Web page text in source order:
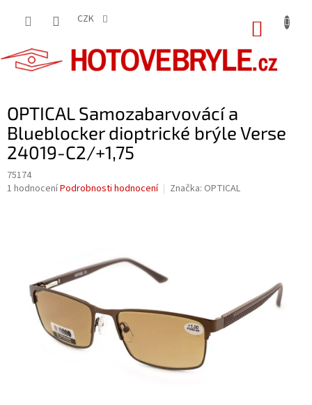
CZK
OPTICAL Samozabarvovácí a
Blueblocker dioptrické brýle Verse
24019-C2/+1,75
75174
Průměrné
hvězdiček.
1 hodnoceníPodrobnosti hodnocení Značka: OPTICAL